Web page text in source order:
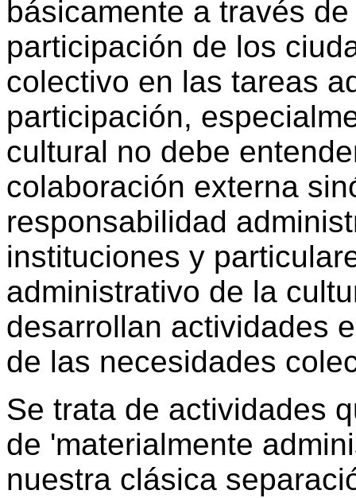
básicamente a través
participación de los
colectivo en las tareas
participación,
cultural no debe
colaboración externa
responsabilidad
instituciones y
administrativo de la
desarrollan actividades
de las necesidades
Se trata de actividades
de 'materialmente
nuestra clásica